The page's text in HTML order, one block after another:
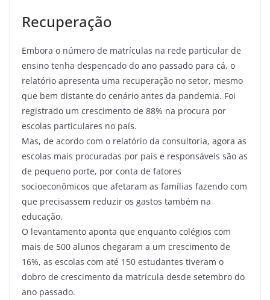
Recuperação
Embora o número de matrículas na rede particular de
ensino tenha despencado do ano passado para cá, o
relatório apresenta uma recuperação no setor, mesmo
que bem distante do cenário antes da pandemia. Foi
registrado um crescimento de 88% na procura por
escolas particulares no país.
Mas, de acordo com o relatório da consultoria, agora as
escolas mais procuradas por pais e responsáveis são as
de pequeno porte, por conta de fatores
socioeconômicos que afetaram as famílias fazendo com
que precisassem reduzir os gastos também na
educação.
O levantamento aponta que enquanto colégios com
mais de 500 alunos chegaram a um crescimento de
16%, as escolas com até 150 estudantes tiveram o
dobro de crescimento da matrícula desde setembro do
ano passado.